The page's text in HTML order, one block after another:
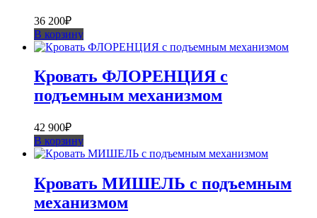
36 200₽
В корзину
Кровать ФЛОРЕНЦИЯ с
подъемным механизмом
42 900₽
В корзину
Кровать МИШЕЛЬ с подъемным
механизмом